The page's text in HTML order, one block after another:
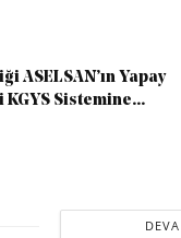
ASELSAN’ın Yapay
Sistemine...